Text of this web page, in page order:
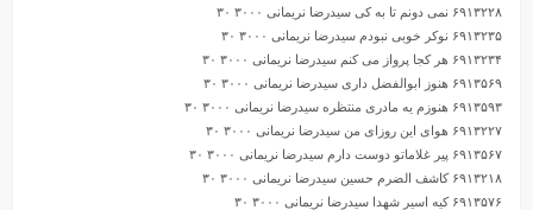
۶۹۱۳۲۲۸ نمی دونم تا به کی سیدرضا نریمانی ۳۰۰۰ ۳۰
۶۹۱۳۲۳۵ نوکر خوبی نبودم سیدرضا نریمانی ۳۰۰۰ ۳۰
۶۹۱۳۲۳۴ هر کجا پرواز می کنم سیدرضا نریمانی ۳۰۰۰ ۳۰
۶۹۱۳۵۶۹ هنوز ابوالفضل داری سیدرضا نریمانی ۳۰۰۰ ۳۰
۶۹۱۳۵۹۳ هنوزم یه مادری منتظره سیدرضا نریمانی ۳۰۰۰ ۳۰
۶۹۱۳۲۲۷ هوای این روزای من سیدرضا نریمانی ۳۰۰۰ ۳۰
۶۹۱۳۵۶۷ پیر غلاماتو دوست دارم سیدرضا نریمانی ۳۰۰۰ ۳۰
۶۹۱۳۲۱۸ کاشف الضرم حسین سیدرضا نریمانی ۳۰۰۰ ۳۰
۶۹۱۳۵۷۶ کیه اسیر شهدا سیدرضا نریمانی ۳۰۰۰ ۳۰